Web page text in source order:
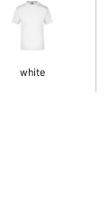
white